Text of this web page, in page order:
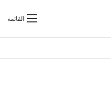
القائمةبحث عن